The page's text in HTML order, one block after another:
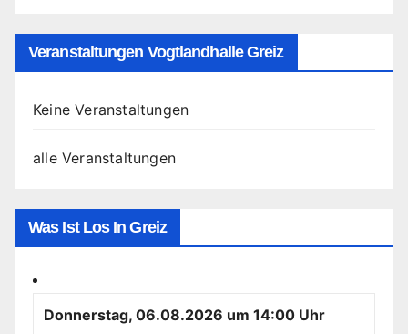
Veranstaltungen Vogtlandhalle Greiz
Keine Veranstaltungen
alle Veranstaltungen
Was Ist Los In Greiz
Donnerstag, 06.08.2026 um 14:00 Uhr